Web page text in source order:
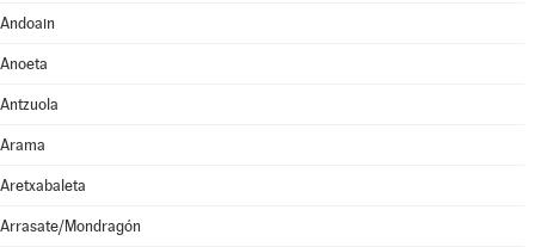
Andoain
Anoeta
Antzuola
Arama
Aretxabaleta
Arrasate/Mondragón